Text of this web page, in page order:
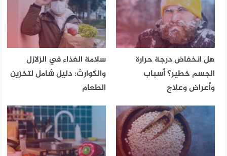
هل انخفاض درجة حرارة
الجسم خطير؟ أسباب
وأعراض وعلاج
سلامة الغذاء في الزلازل
والكوارث: دليل شامل لتخزين
الطعام